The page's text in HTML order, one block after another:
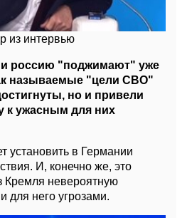
из интервью
и россию "поджимают" уже
называемые "цели СВО"
но и привели
к ужасным для них
установить в Германии
И, конечно же, это
Кремля невероятную
для него угрозами.